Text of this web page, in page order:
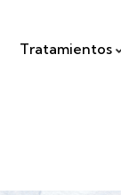
Tratamientos